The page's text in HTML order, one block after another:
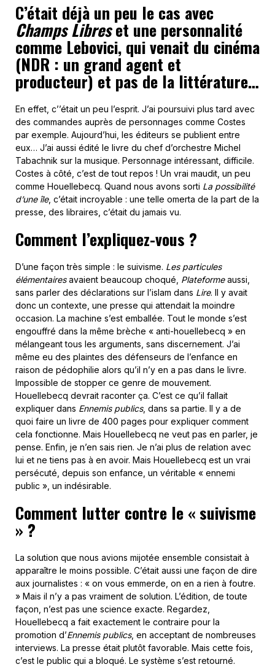
C’était déjà un peu le cas avec
Champs Libreset une personnalité
comme Lebovici, qui venait du cinéma
(NDR : un grand agent et
producteur) et pas de la littérature…
En effet, c’’était un peu l’esprit. J’ai poursuivi plus tard avec
des commandes auprès de personnages comme Costes
par exemple. Aujourd’hui, les éditeurs se publient entre
eux… J’ai aussi édité le livre du chef d’orchestre Michel
Tabachnik sur la musique. Personnage intéressant, difficile.
Costes à côté, c’est de tout repos ! Un vrai maudit, un peu
comme Houellebecq. Quand nous avons sorti La possibilité
d’une île, c’était incroyable : une telle omerta de la part de la
presse, des libraires, c’était du jamais vu.
Comment l’expliquez-vous ?
D’une façon très simple : le suivisme. Les particules
élémentairesavaient beaucoup choqué, Plateformeaussi,
sans parler des déclarations sur l’islam dans Lire. Il y avait
donc un contexte, une presse qui attendait la moindre
occasion. La machine s’est emballée. Tout le monde s’est
engouffré dans la même brèche « anti-houellebecq » en
mélangeant tous les arguments, sans discernement. J’ai
même eu des plaintes des défenseurs de l’enfance en
raison de pédophilie alors qu’il n’y en a pas dans le livre.
Impossible de stopper ce genre de mouvement.
Houellebecq devrait raconter ça. C’est ce qu’il fallait
expliquer dans Ennemis publics, dans sa partie. Il y a de
quoi faire un livre de 400 pages pour expliquer comment
cela fonctionne. Mais Houellebecq ne veut pas en parler, je
pense. Enfin, je n’en sais rien. Je n’ai plus de relation avec
lui et ne tiens pas à en avoir. Mais Houellebecq est un vrai
persécuté, depuis son enfance, un véritable « ennemi
public », un indésirable.
Comment lutter contre le « suivisme
» ?
La solution que nous avions mijotée ensemble consistait à
apparaître le moins possible. C’était aussi une façon de dire
aux journalistes : « on vous emmerde, on en a rien à foutre.
» Mais il n’y a pas vraiment de solution. L’édition, de toute
façon, n’est pas une science exacte. Regardez,
Houellebecq a fait exactement le contraire pour la
promotion d’Ennemis publics, en acceptant de nombreuses
interviews. La presse était plutôt favorable. Mais cette fois,
c’est le public qui a bloqué. Le système s’est retourné.